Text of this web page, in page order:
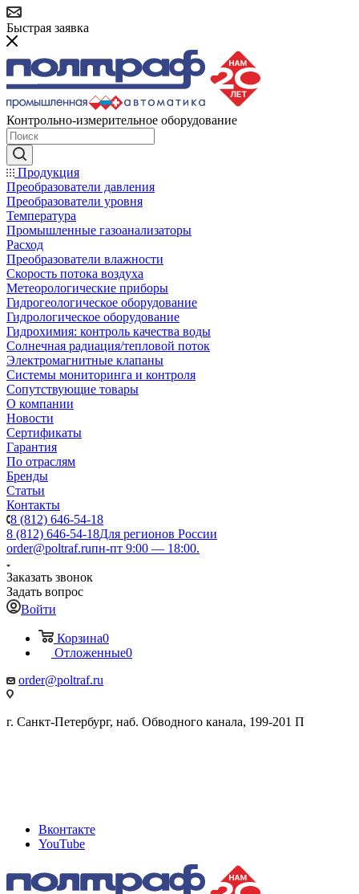
Быстрая заявка
Контрольно-измерительное оборудование
Продукция
Преобразователи давления
Преобразователи уровня
Температура
Промышленные газоанализаторы
Расход
Преобразователи влажности
Скорость потока воздуха
Метеорологические приборы
Гидрогеологическое оборудование
Гидрологическое оборудование
Гидрохимия: контроль качества воды
Солнечная радиация/тепловой поток
Электромагнитные клапаны
Системы мониторинга и контроля
Сопутствующие товары
О компании
Новости
Сертификаты
Гарантия
По отраслям
Бренды
Статьи
Контакты
8 (812) 646-54-18
8 (812) 646-54-18Для регионов России
order@poltraf.ruпн-пт 9:00 — 18:00.
Заказать звонок
Задать вопрос
Войти
Корзина0
Отложенные0
order@poltraf.ru
г. Санкт-Петербург, наб. Обводного канала, 199-201 П
Вконтакте
YouTube